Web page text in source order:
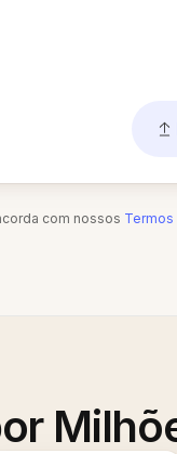
com nossos Termos